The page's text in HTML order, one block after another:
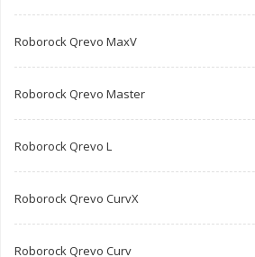
Roborock Qrevo MaxV
Roborock Qrevo Master
Roborock Qrevo L
Roborock Qrevo CurvX
Roborock Qrevo Curv